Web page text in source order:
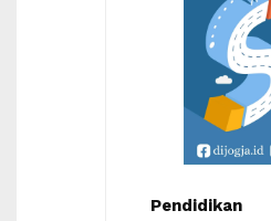
Pendidikan